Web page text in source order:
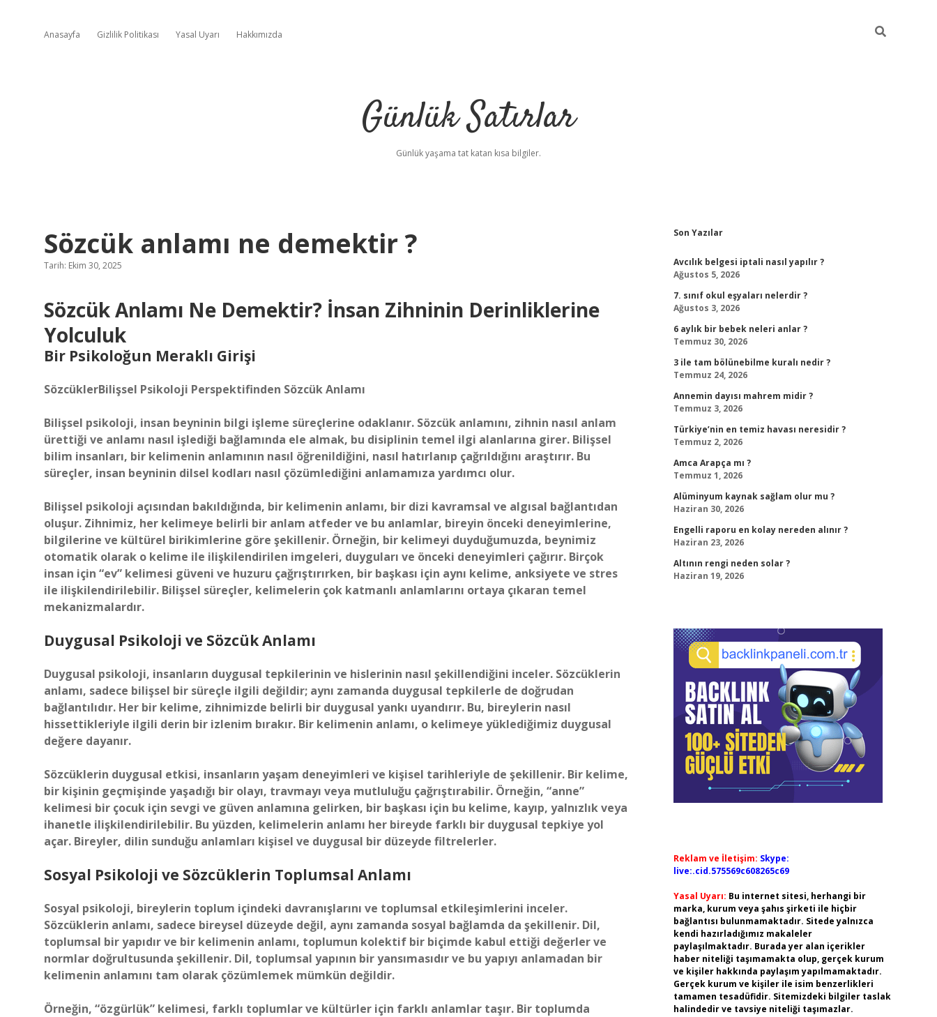
Anasayfa Gizlilik Politikası Yasal Uyarı Hakkımızda
Günlük Satırlar
Günlük yaşama tat katan kısa bilgiler.
Sözcük anlamı ne demektir ?
Tarih: Ekim 30, 2025
Sözcük Anlamı Ne Demektir? İnsan Zihninin Derinliklerine
Yolculuk
Bir Psikoloğun Meraklı Girişi
SözcüklerBilişsel Psikoloji Perspektifinden Sözcük Anlamı
Bilişsel psikoloji, insan beyninin bilgi işleme süreçlerine odaklanır. Sözcük anlamını, zihnin nasıl anlam
ürettiği ve anlamı nasıl işlediği bağlamında ele almak, bu disiplinin temel ilgi alanlarına girer. Bilişsel
bilim insanları, bir kelimenin anlamının nasıl öğrenildiğini, nasıl hatırlanıp çağrıldığını araştırır. Bu
süreçler, insan beyninin dilsel kodları nasıl çözümlediğini anlamamıza yardımcı olur.
Bilişsel psikoloji açısından bakıldığında, bir kelimenin anlamı, bir dizi kavramsal ve algısal bağlantıdan
oluşur. Zihnimiz, her kelimeye belirli bir anlam atfeder ve bu anlamlar, bireyin önceki deneyimlerine,
bilgilerine ve kültürel birikimlerine göre şekillenir. Örneğin, bir kelimeyi duyduğumuzda, beynimiz
otomatik olarak o kelime ile ilişkilendirilen imgeleri, duyguları ve önceki deneyimleri çağırır. Birçok
insan için “ev” kelimesi güveni ve huzuru çağrıştırırken, bir başkası için aynı kelime, anksiyete ve stres
ile ilişkilendirilebilir. Bilişsel süreçler, kelimelerin çok katmanlı anlamlarını ortaya çıkaran temel
mekanizmalardır.
Duygusal Psikoloji ve Sözcük Anlamı
Duygusal psikoloji, insanların duygusal tepkilerinin ve hislerinin nasıl şekillendiğini inceler. Sözcüklerin
anlamı, sadece bilişsel bir süreçle ilgili değildir; aynı zamanda duygusal tepkilerle de doğrudan
bağlantılıdır. Her bir kelime, zihnimizde belirli bir duygusal yankı uyandırır. Bu, bireylerin nasıl
hissettikleriyle ilgili derin bir izlenim bırakır. Bir kelimenin anlamı, o kelimeye yüklediğimiz duygusal
değere dayanır.
Sözcüklerin duygusal etkisi, insanların yaşam deneyimleri ve kişisel tarihleriyle de şekillenir. Bir kelime,
bir kişinin geçmişinde yaşadığı bir olayı, travmayı veya mutluluğu çağrıştırabilir. Örneğin, “anne”
kelimesi bir çocuk için sevgi ve güven anlamına gelirken, bir başkası için bu kelime, kayıp, yalnızlık veya
ihanetle ilişkilendirilebilir. Bu yüzden, kelimelerin anlamı her bireyde farklı bir duygusal tepkiye yol
açar. Bireyler, dilin sunduğu anlamları kişisel ve duygusal bir düzeyde filtrelerler.
Sosyal Psikoloji ve Sözcüklerin Toplumsal Anlamı
Sosyal psikoloji, bireylerin toplum içindeki davranışlarını ve toplumsal etkileşimlerini inceler.
Sözcüklerin anlamı, sadece bireysel düzeyde değil, aynı zamanda sosyal bağlamda da şekillenir. Dil,
toplumsal bir yapıdır ve bir kelimenin anlamı, toplumun kolektif bir biçimde kabul ettiği değerler ve
normlar doğrultusunda şekillenir. Dil, toplumsal yapının bir yansımasıdır ve bu yapıyı anlamadan bir
kelimenin anlamını tam olarak çözümlemek mümkün değildir.
Örneğin, “özgürlük” kelimesi, farklı toplumlar ve kültürler için farklı anlamlar taşır. Bir toplumda
Sidebar
Son Yazılar
Avcılık belgesi iptali nasıl yapılır ?
Ağustos 5, 2026
7. sınıf okul eşyaları nelerdir ?
Ağustos 3, 2026
6 aylık bir bebek neleri anlar ?
Temmuz 30, 2026
3 ile tam bölünebilme kuralı nedir ?
Temmuz 24, 2026
Annemin dayısı mahrem midir ?
Temmuz 3, 2026
Türkiye’nin en temiz havası neresidir ?
Temmuz 2, 2026
Amca Arapça mı ?
Temmuz 1, 2026
Alüminyum kaynak sağlam olur mu ?
Haziran 30, 2026
Engelli raporu en kolay nereden alınır ?
Haziran 23, 2026
Altının rengi neden solar ?
Haziran 19, 2026
Reklam ve İletişim: Skype:
live:.cid.575569c608265c69
Yasal Uyarı: Bu internet sitesi, herhangi bir
marka, kurum veya şahıs şirketi ile hiçbir
bağlantısı bulunmamaktadır. Sitede yalnızca
kendi hazırladığımız makaleler
paylaşılmaktadır. Burada yer alan içerikler
haber niteliği taşımamakta olup, gerçek kurum
ve kişiler hakkında paylaşım yapılmamaktadır.
Gerçek kurum ve kişiler ile isim benzerlikleri
tamamen tesadüfidir. Sitemizdeki bilgiler taslak
halindedir ve tavsiye niteliği taşımazlar.